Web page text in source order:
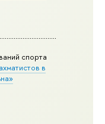
спорта
в